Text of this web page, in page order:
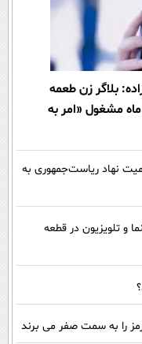
بلاگر زن طعمه
کشاندن مداح به قرار مرگ/ رجب زاده 6 ماه مشغول «امر به
نهاد ریاست‌جمهوری به
و تلویزیون در قطعه